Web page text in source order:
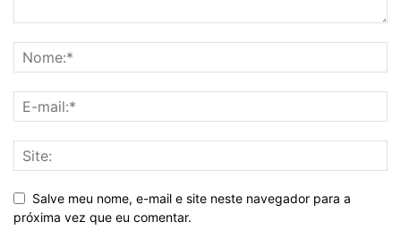
Salve meu nome, e-mail e site neste navegador para a
próxima vez que eu comentar.